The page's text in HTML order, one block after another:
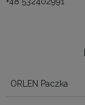
ORLEN Paczka